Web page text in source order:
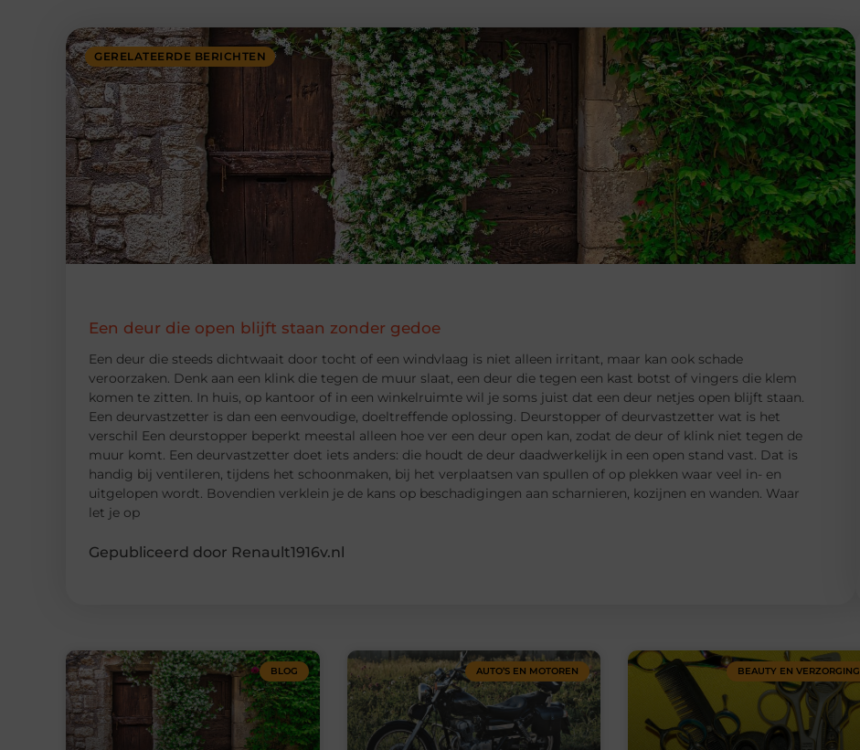
GERELATEERDE BERICHTEN
Een deur die open blijft staan zonder gedoe
Een deur die steeds dichtwaait door tocht of een windvlaag is niet alleen irritant, maar kan ook schade
veroorzaken. Denk aan een klink die tegen de muur slaat, een deur die tegen een kast botst of vingers die klem
komen te zitten. In huis, op kantoor of in een winkelruimte wil je soms juist dat een deur netjes open blijft staan.
Een deurvastzetter is dan een eenvoudige, doeltreffende oplossing. Deurstopper of deurvastzetter wat is het
verschil Een deurstopper beperkt meestal alleen hoe ver een deur open kan, zodat de deur of klink niet tegen de
muur komt. Een deurvastzetter doet iets anders: die houdt de deur daadwerkelijk in een open stand vast. Dat is
handig bij ventileren, tijdens het schoonmaken, bij het verplaatsen van spullen of op plekken waar veel in- en
uitgelopen wordt. Bovendien verklein je de kans op beschadigingen aan scharnieren, kozijnen en wanden. Waar
let je op
Gepubliceerd door Renault1916v.nl
BLOG AUTO’S EN MOTOREN BEAUTY EN VERZORGING